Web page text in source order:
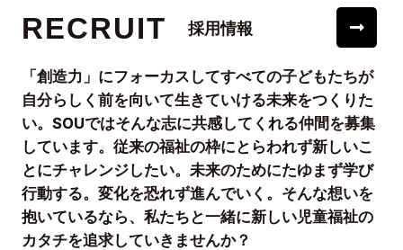
RECRUIT 採用情報
「創造力」にフォーカスしてすべての子どもたちが
自分らしく前を向いて生きていける未来をつくりた
い。SOUではそんな志に共感してくれる仲間を募集
しています。従来の福祉の枠にとらわれず新しいこ
とにチャレンジしたい。未来のためにたゆまず学び
行動する。変化を恐れず進んでいく。そんな想いを
抱いているなら、私たちと一緒に新しい児童福祉の
カタチを追求していきませんか？